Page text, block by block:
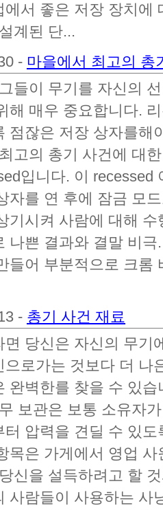
서 좋은 저장 장치에
계된 단...
- 마을에서 최고의 총
들이 무기를 자신의
해 매우 중요합니다.
점잖은 저장 상자를해
고의 총기 사건에 대
입니다. 이 recessed
자를 연 후에 잠금 모
기시켜 사람에 대해
나쁜 결과와 결말 비
들어 부분적으로 크롬
- 총기 사건 재료
면 당신은 자신의 무기
로가는 것보다 더 나
완벽한를 찾을 수 있
보관은 보통 소유자
압력을 견딜 수 있
목은 가게에서 영업
신을 설득하려고 할
사람들이 사용하는 사